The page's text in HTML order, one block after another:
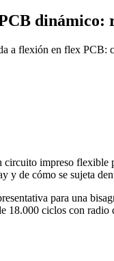
dinámico:
a flexión en flex PCB:
impreso flexible
y de cómo se sujeta
para una
18.000 ciclos con